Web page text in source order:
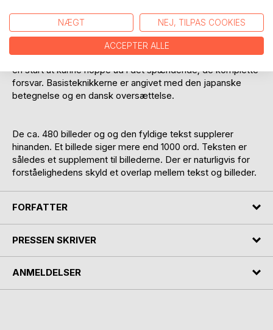
Der er også medtaget en del basis træningselementer for
at give et mere komplet billede af Jiu-Jitsu træningens
indhold. Disse er placeret i anden halvdel af bogen for fra
en start at kunne hoppe ud i det spændende; de komplette
forsvar. Basisteknikkerne er angivet med den japanske
betegnelse og en dansk oversættelse.
De ca. 480 billeder og og den fyldige tekst supplerer
hinanden. Et billede siger mere end 1000 ord. Teksten er
således et supplement til billederne. Der er naturligvis for
forståelighedens skyld et overlap mellem tekst og billeder.
FORFATTER
PRESSEN SKRIVER
ANMELDELSER
NÆGT NEJ, TILPAS COOKIES
ACCEPTER ALLE